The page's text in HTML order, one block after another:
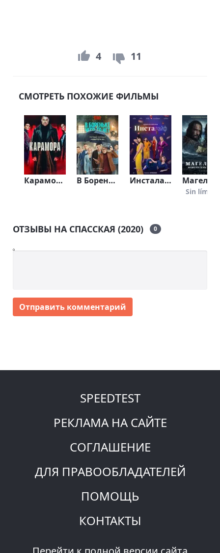
4 11
СМОТРЕТЬ ПОХОЖИЕ ФИЛЬМЫ
Карамора (2021) В Бореньке чего-то нет (2021) Инсталайф (2021)
Sin
ОТЗЫВЫ НА СПАССКАЯ (2020) 0
Отправить комментарий
SPEEDTEST
РЕКЛАМА НА САЙТЕ
СОГЛАШЕНИЕ
ДЛЯ ПРАВООБЛАДАТЕЛЕЙ
ПОМОЩЬ
КОНТАКТЫ